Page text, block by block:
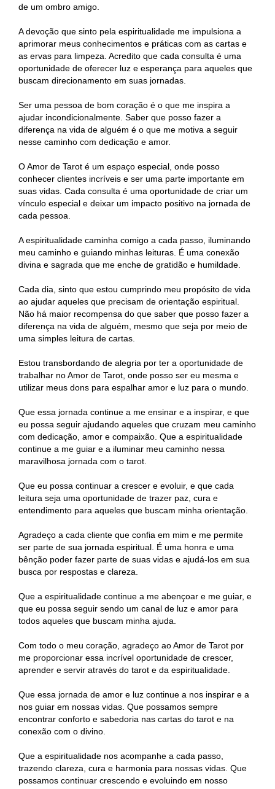
de um ombro amigo.
A devoção que sinto pela espiritualidade me impulsiona a
aprimorar meus conhecimentos e práticas com as cartas e
as ervas para limpeza. Acredito que cada consulta é uma
oportunidade de oferecer luz e esperança para aqueles que
buscam direcionamento em suas jornadas.
Ser uma pessoa de bom coração é o que me inspira a
ajudar incondicionalmente. Saber que posso fazer a
diferença na vida de alguém é o que me motiva a seguir
nesse caminho com dedicação e amor.
O Amor de Tarot é um espaço especial, onde posso
conhecer clientes incríveis e ser uma parte importante em
suas vidas. Cada consulta é uma oportunidade de criar um
vínculo especial e deixar um impacto positivo na jornada de
cada pessoa.
A espiritualidade caminha comigo a cada passo, iluminando
meu caminho e guiando minhas leituras. É uma conexão
divina e sagrada que me enche de gratidão e humildade.
Cada dia, sinto que estou cumprindo meu propósito de vida
ao ajudar aqueles que precisam de orientação espiritual.
Não há maior recompensa do que saber que posso fazer a
diferença na vida de alguém, mesmo que seja por meio de
uma simples leitura de cartas.
Estou transbordando de alegria por ter a oportunidade de
trabalhar no Amor de Tarot, onde posso ser eu mesma e
utilizar meus dons para espalhar amor e luz para o mundo.
Que essa jornada continue a me ensinar e a inspirar, e que
eu possa seguir ajudando aqueles que cruzam meu caminho
com dedicação, amor e compaixão. Que a espiritualidade
continue a me guiar e a iluminar meu caminho nessa
maravilhosa jornada com o tarot.
Que eu possa continuar a crescer e evoluir, e que cada
leitura seja uma oportunidade de trazer paz, cura e
entendimento para aqueles que buscam minha orientação.
Agradeço a cada cliente que confia em mim e me permite
ser parte de sua jornada espiritual. É uma honra e uma
bênção poder fazer parte de suas vidas e ajudá-los em sua
busca por respostas e clareza.
Que a espiritualidade continue a me abençoar e me guiar, e
que eu possa seguir sendo um canal de luz e amor para
todos aqueles que buscam minha ajuda.
Com todo o meu coração, agradeço ao Amor de Tarot por
me proporcionar essa incrível oportunidade de crescer,
aprender e servir através do tarot e da espiritualidade.
Que essa jornada de amor e luz continue a nos inspirar e a
nos guiar em nossas vidas. Que possamos sempre
encontrar conforto e sabedoria nas cartas do tarot e na
conexão com o divino.
Que a espiritualidade nos acompanhe a cada passo,
trazendo clareza, cura e harmonia para nossas vidas. Que
possamos continuar crescendo e evoluindo em nosso